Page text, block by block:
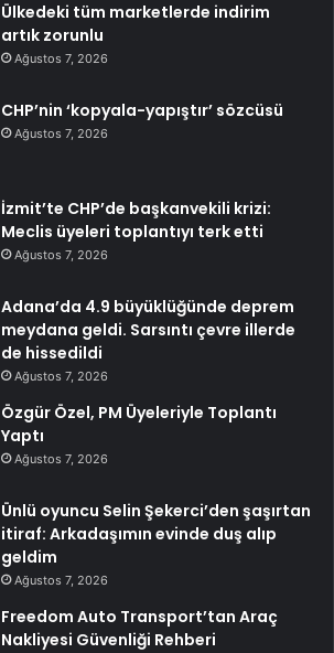
Ülkedeki tüm marketlerde indirim
artık zorunlu
Ağustos 7, 2026
CHP’nin ‘kopyala-yapıştır’ sözcüsü
Ağustos 7, 2026
İzmit’te CHP’de başkanvekili krizi:
Meclis üyeleri toplantıyı terk etti
Ağustos 7, 2026
Adana’da 4.9 büyüklüğünde deprem
meydana geldi. Sarsıntı çevre illerde
de hissedildi
Ağustos 7, 2026
Özgür Özel, PM Üyeleriyle Toplantı
Yaptı
Ağustos 7, 2026
Ünlü oyuncu Selin Şekerci’den şaşırtan
itiraf: Arkadaşımın evinde duş alıp
geldim
Ağustos 7, 2026
Freedom Auto Transport’tan Araç
Nakliyesi Güvenliği Rehberi